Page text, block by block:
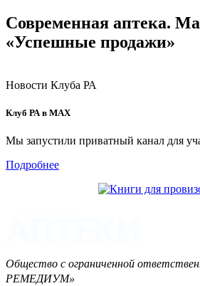
Современная аптека.
«Успешные продажи»
Новости Клуба РА
Клуб РА в MAX
Мы запустили приватный канал для
Подробнее
Общество с ограниченной
РЕМЕДИУМ»